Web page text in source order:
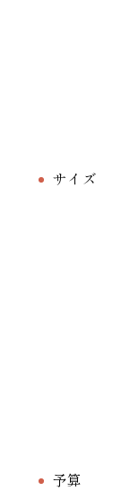
サイズ
予算